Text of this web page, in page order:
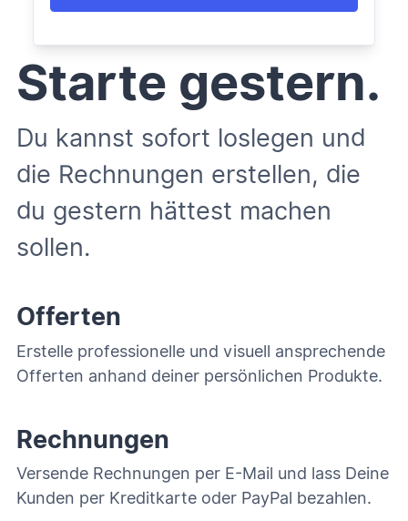
Starte gestern.
Du kannst sofort loslegen und
die Rechnungen erstellen, die
du gestern hättest machen
sollen.
Offerten
Erstelle professionelle und visuell ansprechende
Offerten anhand deiner persönlichen Produkte.
Rechnungen
Versende Rechnungen per E-Mail und lass Deine
Kunden per Kreditkarte oder PayPal bezahlen.